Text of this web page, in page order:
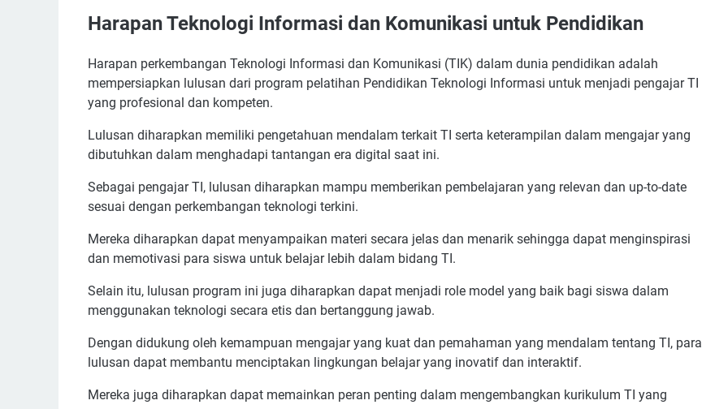
Harapan Teknologi Informasi dan Komunikasi untuk Pendidikan
Harapan perkembangan Teknologi Informasi dan Komunikasi (TIK) dalam dunia pendidikan adalah
mempersiapkan lulusan dari program pelatihan Pendidikan Teknologi Informasi untuk menjadi pengajar TI
yang profesional dan kompeten.
Lulusan diharapkan memiliki pengetahuan mendalam terkait TI serta keterampilan dalam mengajar yang
dibutuhkan dalam menghadapi tantangan era digital saat ini.
Sebagai pengajar TI, lulusan diharapkan mampu memberikan pembelajaran yang relevan dan up-to-date
sesuai dengan perkembangan teknologi terkini.
Mereka diharapkan dapat menyampaikan materi secara jelas dan menarik sehingga dapat menginspirasi
dan memotivasi para siswa untuk belajar lebih dalam bidang TI.
Selain itu, lulusan program ini juga diharapkan dapat menjadi role model yang baik bagi siswa dalam
menggunakan teknologi secara etis dan bertanggung jawab.
Dengan didukung oleh kemampuan mengajar yang kuat dan pemahaman yang mendalam tentang TI, para
lulusan dapat membantu menciptakan lingkungan belajar yang inovatif dan interaktif.
Mereka juga diharapkan dapat memainkan peran penting dalam mengembangkan kurikulum TI yang